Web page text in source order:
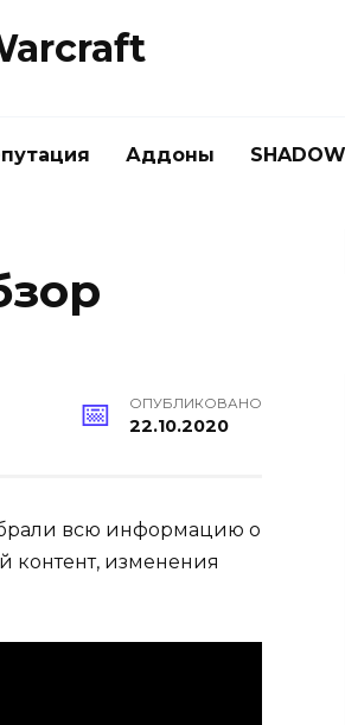
Аддоны
ОПУБЛИКОВАНО
22.10.2020
всю информацию о
контент, изменения